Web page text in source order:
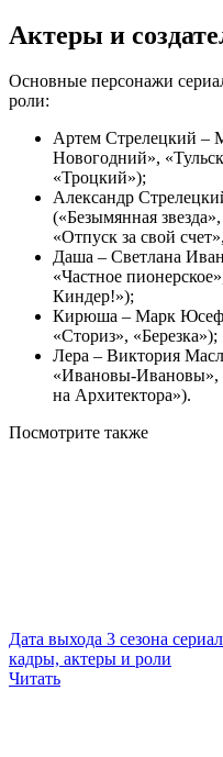
Актеры и
Основные персонажи
роли:
Артем Стрелецкий –
Новогодний»,
«Троцкий»);
Александр
(«Безымянная
«Отпуск за свой
Даша – Светлана
«Частное
Киндер!»);
Кирюша – Марк Юсеф
«Сториз», «Березка»);
Лера – Виктория
«Ивановы-Ивановы»,
на Архитектора»).
Посмотрите также
Дата выхода 3 сезона
кадры, актеры и роли
Читать